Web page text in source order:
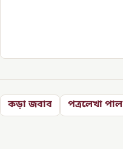
কড়া জবাব পত্রলেখা পাল